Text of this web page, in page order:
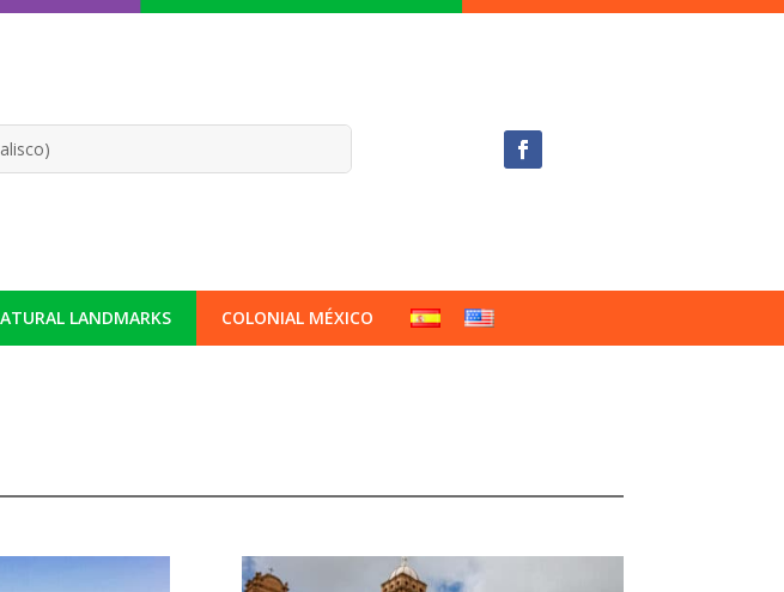
LANDMARKS COLONIAL MÉXICO